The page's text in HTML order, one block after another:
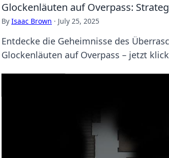
Glockenläuten auf Overpass:
By Isaac Brown · July 25, 2025
Entdecke die Geheimnisse des
Glockenläuten auf Overpass – jetzt